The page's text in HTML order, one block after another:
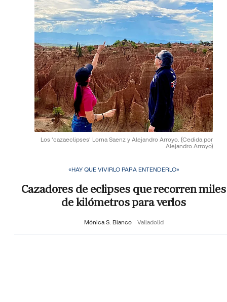
Los 'cazaeclipses' Lorna Saenz y Alejandro Arroyo. (Cedida por
Alejandro Arroyo)
«HAY QUE VIVIRLO PARA ENTENDERLO»
Cazadores de eclipses que recorren miles
de kilómetros para verlos
Mónica S. Blanco Valladolid